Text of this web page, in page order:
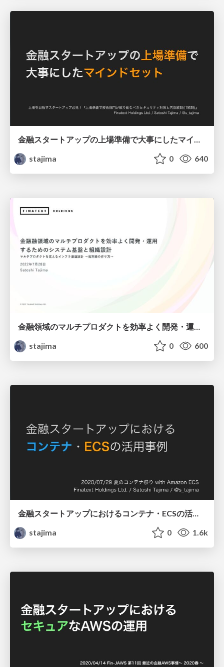
金融スタートアップの上場準備で大事にしたマインドセット / 2022-08-04-the-mindset-in-preparing-for-ipo
stajima
0 640
金融領域のマルチプロダクトを効率よく開発・運用するためのシステム基盤と組織設計について / 2022-07-28-multi-product-platform
stajima
0 600
金融スタートアップにおけるコンテナ・ECSの活用事例 / container-fest-summer-fintech
stajima
0 1.6k